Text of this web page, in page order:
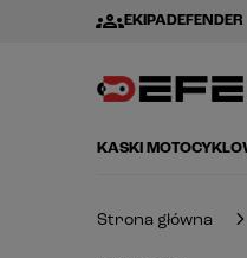
groupsEKIPADEFENDER
KASKI
Strona główna